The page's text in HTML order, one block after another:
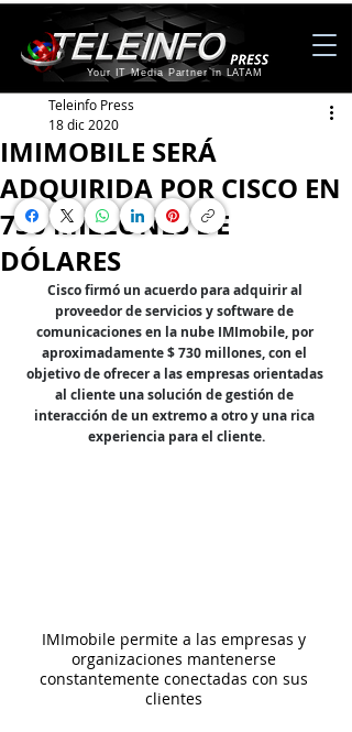
Your IT Media Partner in LATAM
IMIMOBILE SERÁ
ADQUIRIDA POR CISCO EN
730 MILLONES DE
DÓLARES
Teleinfo Press
18 dic 2020
Cisco firmó un acuerdo para adquirir al
proveedor de servicios y software de
comunicaciones en la nube IMImobile, por
aproximadamente $ 730 millones, con el
objetivo de ofrecer a las empresas orientadas
al cliente una solución de gestión de
interacción de un extremo a otro y una rica
experiencia para el cliente.
IMImobile permite a las empresas y
organizaciones mantenerse
constantemente conectadas con sus
clientes